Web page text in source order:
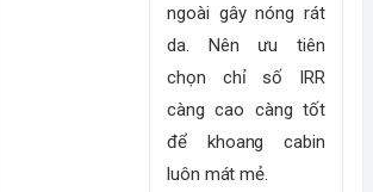
ngoài gây nóng rát
da. Nên ưu tiên
chọn chỉ số IRR
càng cao càng tốt
để khoang cabin
luôn mát mẻ.